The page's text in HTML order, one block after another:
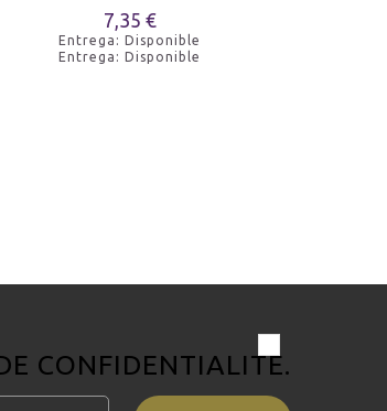
7,35 €
Entrega: Disponible
Entrega: Disponible
CONFIDENTIALITÉ.